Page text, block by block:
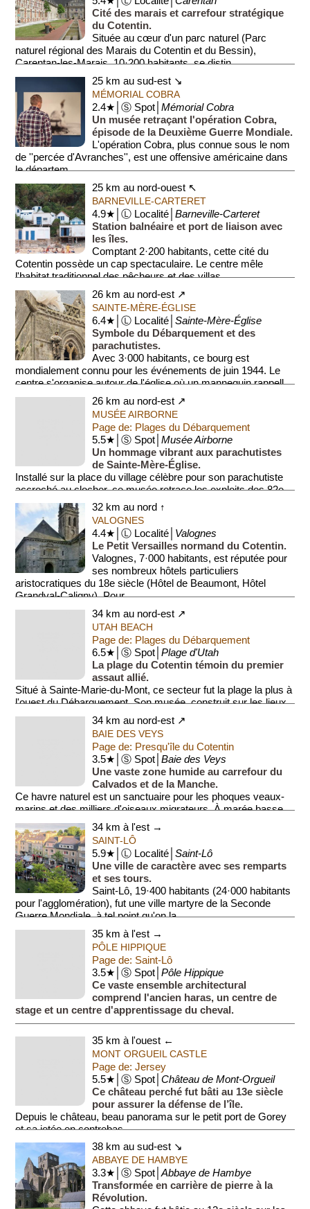
Cité des marais et carrefour stratégique
du Cotentin.
Située au cœur d'un parc naturel (Parc
naturel régional des Marais du Cotentin et du Bessin),
Carentan-les-Marais, 10·200 habitants, se distin...
25 km au sud-est ↘
MÉMORIAL COBRA
2.4★│Ⓢ Spot│Mémorial Cobra
Un musée retraçant l'opération Cobra,
épisode de la Deuxième Guerre Mondiale.
L'opération Cobra, plus connue sous le nom
de ''percée d'Avranches'', est une offensive américaine dans
le départem...
25 km au nord-ouest ↖
BARNEVILLE-CARTERET
4.9★│Ⓛ Localité│Barneville-Carteret
Station balnéaire et port de liaison avec
les îles.
Comptant 2·200 habitants, cette cité du
Cotentin possède un cap spectaculaire. Le centre mêle
l'habitat traditionnel des pêcheurs et des villas ...
26 km au nord-est ↗
SAINTE-MÈRE-ÉGLISE
6.4★│Ⓛ Localité│Sainte-Mère-Église
Symbole du Débarquement et des
parachutistes.
Avec 3·000 habitants, ce bourg est
mondialement connu pour les événements de juin 1944. Le
centre s'organise autour de l'église où un mannequin rappell...
26 km au nord-est ↗
MUSÉE AIRBORNE
Page de: Plages du Débarquement
5.5★│Ⓢ Spot│Musée Airborne
Un hommage vibrant aux parachutistes
de Sainte-Mère-Église.
Installé sur la place du village célèbre pour son parachutiste
accroché au clocher, ce musée retrace les exploits des 82e
et 101e divisi...
32 km au nord ↑
VALOGNES
4.4★│Ⓛ Localité│ Valognes
Le Petit Versailles normand du Cotentin.
Valognes, 7·000 habitants, est réputée pour
ses nombreux hôtels particuliers
aristocratiques du 18e siècle (Hôtel de Beaumont, Hôtel
Grandval-Caligny). Pour ...
34 km au nord-est ↗
UTAH BEACH
Page de: Plages du Débarquement
6.5★│Ⓢ Spot│Plage d'Utah
La plage du Cotentin témoin du premier
assaut allié.
Situé à Sainte-Marie-du-Mont, ce secteur fut la plage la plus à
l'ouest du Débarquement. Son musée, construit sur les lieux
mêmes du succès, ra...34 km au nord-est ↗
BAIE DES VEYS
Page de: Presqu'île du Cotentin
3.5★│Ⓢ Spot│Baie des Veys
Une vaste zone humide au carrefour du
Calvados et de la Manche.
Ce havre naturel est un sanctuaire pour les phoques veaux-
marins et des milliers d'oiseaux migrateurs. À marée basse,
l'immensité des ...34 km à l'est →
SAINT-LÔ
5.9★│Ⓛ Localité│Saint-Lô
Une ville de caractère avec ses remparts
et ses tours.
Saint-Lô, 19·400 habitants (24·000 habitants
pour l'agglomération), fut une ville martyre de la Seconde
Guerre Mondiale, à tel point qu'on la ...
35 km à l'est →
PÔLE HIPPIQUE
Page de: Saint-Lô
3.5★│Ⓢ Spot│Pôle Hippique
Ce vaste ensemble architectural
comprend l'ancien haras, un centre de
stage et un centre d'apprentissage du cheval.
35 km à l'ouest ←
MONT ORGUEIL CASTLE
Page de: Jersey
5.5★│Ⓢ Spot│Château de Mont-Orgueil
Ce château perché fut bâti au 13e siècle
pour assurer la défense de l’île.
Depuis le château, beau panorama sur le petit port de Gorey
et sa jetée en contrebas.
38 km au sud-est ↘
ABBAYE DE HAMBYE
3.3★│Ⓢ Spot│Abbaye de Hambye
Transformée en carrière de pierre à la
Révolution.